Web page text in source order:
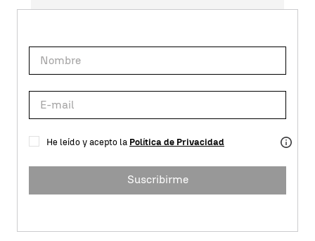
He leído y acepto la Política de Privacidad
Suscribirme